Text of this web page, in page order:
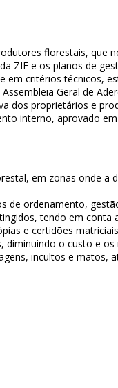
florestais, que
ZIF e os planos de
em critérios técnicos,
Geral de
dos proprietários e
interno, aprovado
em zonas onde
de ordenamento,
tendo em
e certidões
o custo e
incultos e matos,